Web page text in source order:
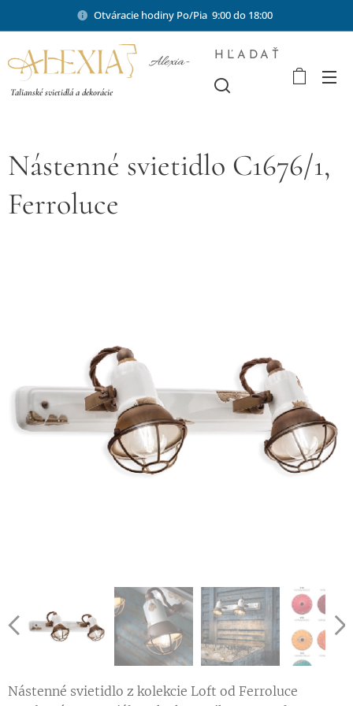
Otváracie hodiny Po/Pia 9:00 do 18:00
Alexia-
Talianské svietidlá a dekorácie
HĽADAŤ
Nástenné svietidlo C1676/1,
Ferroluce
Nástenné svietidlo z kolekcie Loft od Ferroluce